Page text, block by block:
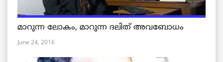
മാറുന്ന ലോകം, മാറുന്ന ദലിത് അവബോധം
June 24, 2016